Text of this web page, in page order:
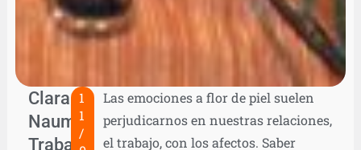
Clara
Naum:
Trabajar
1
1
/
Las emociones a flor de piel suelen
perjudicarnos en nuestras relaciones,
el trabajo, con los afectos. Saber